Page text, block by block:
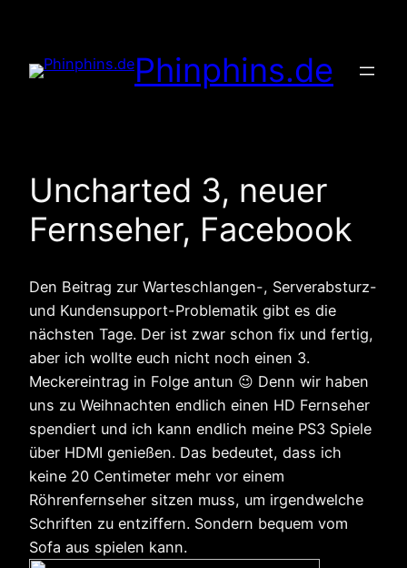
springen
Phinphins.de
Uncharted 3, neuer
Fernseher, Facebook
Den Beitrag zur Warteschlangen-, Serverabsturz-
und Kundensupport-Problematik gibt es die
nächsten Tage. Der ist zwar schon fix und fertig,
aber ich wollte euch nicht noch einen 3.
Meckereintrag in Folge antun 😉 Denn wir haben
uns zu Weihnachten endlich einen HD Fernseher
spendiert und ich kann endlich meine PS3 Spiele
über HDMI genießen. Das bedeutet, dass ich
keine 20 Centimeter mehr vor einem
Röhrenfernseher sitzen muss, um irgendwelche
Schriften zu entziffern. Sondern bequem vom
Sofa aus spielen kann.